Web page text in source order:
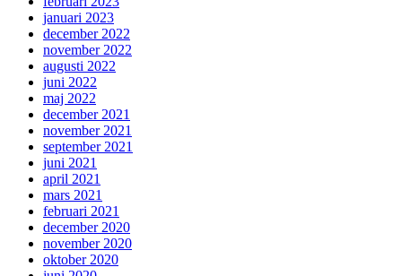
januari 2023
december 2022
november 2022
augusti 2022
juni 2022
maj 2022
december 2021
november 2021
september 2021
juni 2021
april 2021
mars 2021
februari 2021
december 2020
november 2020
oktober 2020